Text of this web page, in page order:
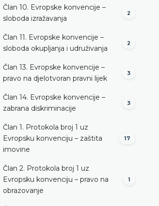
Član 10. Evropske konvencije –
sloboda izražavanja
2
Član 11. Evropske konvencije –
sloboda okupljanja i udruživanja
2
Član 13. Evropske konvencije –
pravo na djelotvoran pravni lijek
3
Član 14. Evropske konvencije –
zabrana diskriminacije
3
Član 1. Protokola broj 1 uz
Evropsku konvenciju – zaštita
imovine
17
Član 2. Protokola broj 1 uz
Evropsku konvenciju – pravo na
obrazovanje
1